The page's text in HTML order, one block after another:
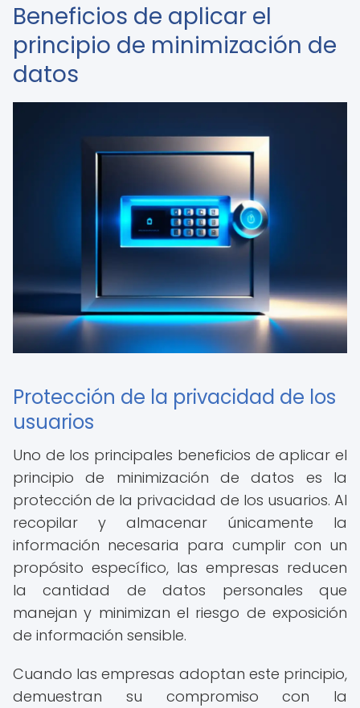
Beneficios de aplicar el
principio de minimización de
datos
Protección de la privacidad de los
usuarios
Uno de los principales beneficios de aplicar el
principio de minimización de datos es la
protección de la privacidad de los usuarios. Al
recopilar y almacenar únicamente la
información necesaria para cumplir con un
propósito específico, las empresas reducen
la cantidad de datos personales que
manejan y minimizan el riesgo de exposición
de información sensible.
Cuando las empresas adoptan este principio,
demuestran su compromiso con la